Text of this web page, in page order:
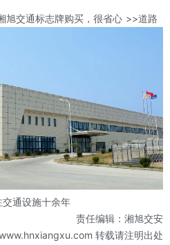
旭交通标志牌购买，很省心 >>道路
通设施十余年
责任编辑：湘旭交安
转载请注明出处